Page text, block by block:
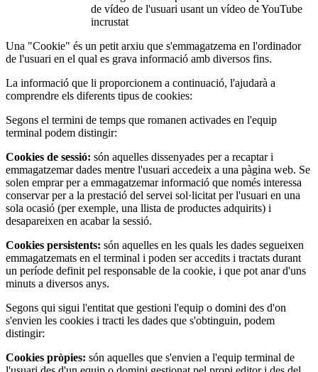
de vídeo de l'usuari usant un vídeo de YouTube
incrustat
Una "Cookie" és un petit arxiu que s'emmagatzema en l'ordinador
de l'usuari en el qual es grava informació amb diversos fins.
La informació que li proporcionem a continuació, l'ajudarà a
comprendre els diferents tipus de cookies:
Segons el termini de temps que romanen activades en l'equip
terminal podem distingir:
Cookies de sessió: són aquelles dissenyades per a recaptar i
emmagatzemar dades mentre l'usuari accedeix a una pàgina web. Se
solen emprar per a emmagatzemar informació que només interessa
conservar per a la prestació del servei sol·licitat per l'usuari en una
sola ocasió (per exemple, una llista de productes adquirits) i
desapareixen en acabar la sessió.
Cookies persistents: són aquelles en les quals les dades segueixen
emmagatzemats en el terminal i poden ser accedits i tractats durant
un període definit pel responsable de la cookie, i que pot anar d'uns
minuts a diversos anys.
Segons qui sigui l'entitat que gestioni l'equip o domini des d'on
s'envien les cookies i tracti les dades que s'obtinguin, podem
distingir:
Cookies pròpies: són aquelles que s'envien a l'equip terminal de